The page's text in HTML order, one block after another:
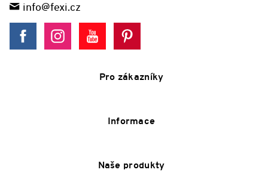
info@fexi.cz
Pro zákazníky
Informace
Naše produkty